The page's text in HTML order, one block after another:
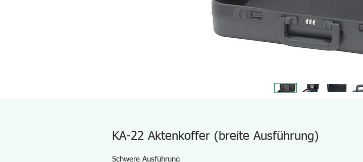
KA-22 Aktenkoffer (breite Ausführung)
Schwere Ausführung